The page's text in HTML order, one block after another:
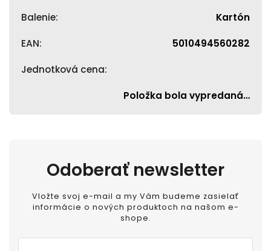
Balenie: Kartón
EAN: 5010494560282
Jednotková cena:
Položka bola vypredaná…
Odoberať newsletter
Vložte svoj e-mail a my Vám budeme zasielať
informácie o nových produktoch na našom e-
shope.